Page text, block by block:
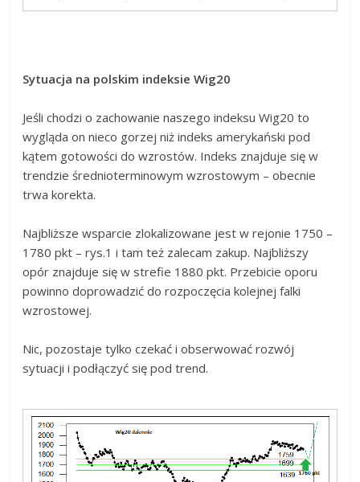
Sytuacja na polskim indeksie Wig20
Jeśli chodzi o zachowanie naszego indeksu Wig20 to
wygląda on nieco gorzej niż indeks amerykański pod
kątem gotowości do wzrostów. Indeks znajduje się w
trendzie średnioterminowym wzrostowym – obecnie
trwa korekta.
Najbliższe wsparcie zlokalizowane jest w rejonie 1750 –
1780 pkt – rys.1 i tam też zalecam zakup. Najbliższy
opór znajduje się w strefie 1880 pkt. Przebicie oporu
powinno doprowadzić do rozpoczęcia kolejnej falki
wzrostowej.
Nic, pozostaje tylko czekać i obserwować rozwój
sytuacji i podłączyć się pod trend.